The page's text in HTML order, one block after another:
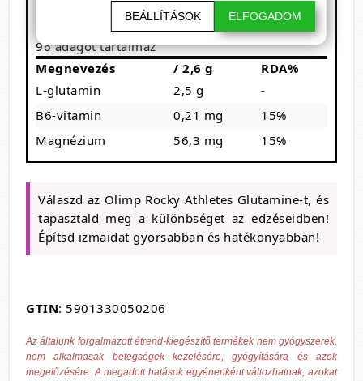
Kiszerelés: 250 g
1 adag: 2,6 g
96 adagot tartalmaz
Megnevezés
/ 2,6 g
RDA%
L-glutamin
2,5 g
-
B6-vitamin
0,21 mg
15%
Magnézium
56,3 mg 15%
Válaszd az Olimp Rocky Athletes Glutamine-t, és
tapasztald meg a különbséget az edzéseidben!
Építsd izmaidat gyorsabban és hatékonyabban!
GTIN: 5901330050206
Az általunk forgalmazott étrend-kiegészítő termékek nem gyógyszerek,
nem alkalmasak betegségek kezelésére, gyógyítására és azok
megelőzésére. A megadott hatások egyénenként változhatnak, azokat
BEÁLLÍTÁSOK ELFOGADOM